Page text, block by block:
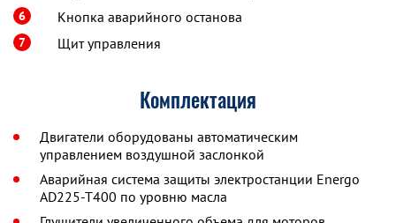
6 Кнопка аварийного останова
7 Щит управления
Комплектация
Двигатели оборудованы автоматическим
управлением воздушной заслонкой
Аварийная система защиты электростанции Energo
AD225-T400 по уровню масла